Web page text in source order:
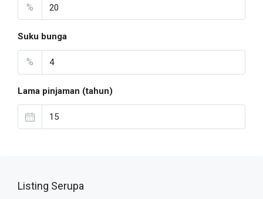
%
Suku bunga
%
Lama pinjaman (tahun)
Listing Serupa